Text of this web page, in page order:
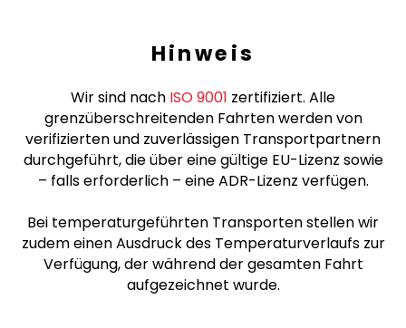
Hinweis
Wir sind nach ISO 9001 zertifiziert. Alle
grenzüberschreitenden Fahrten werden von
verifizierten und zuverlässigen Transportpartnern
durchgeführt, die über eine gültige EU-Lizenz sowie
– falls erforderlich – eine ADR-Lizenz verfügen.
Bei temperaturgeführten Transporten stellen wir
zudem einen Ausdruck des Temperaturverlaufs zur
Verfügung, der während der gesamten Fahrt
aufgezeichnet wurde.